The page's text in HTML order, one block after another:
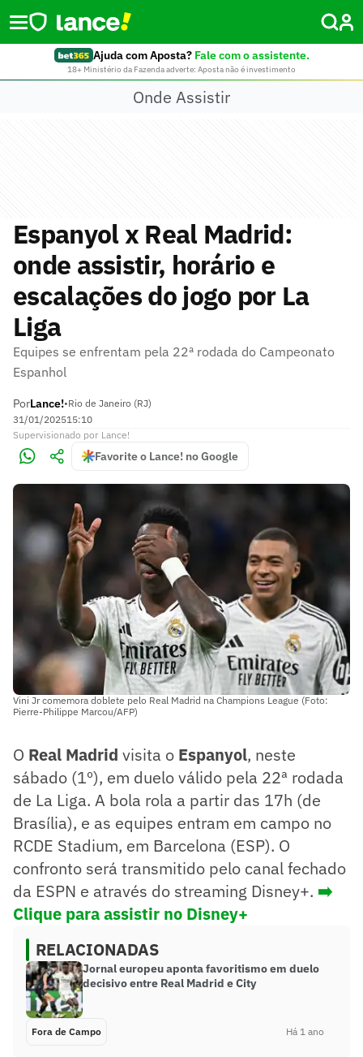
Ajuda com Aposta? Fale com o assistente.
18+ Ministério da Fazenda adverte: Aposta não é investimento
Onde Assistir
Espanyol x Real Madrid:
onde assistir, horário e
escalações do jogo por La
Liga
Equipes se enfrentam pela 22ª rodada do Campeonato
Espanhol
PorLance!•Rio de Janeiro (RJ)
31/01/202515:10
Supervisionado por Lance!
Favorite o Lance! no Google
Vini Jr comemora doblete pelo Real Madrid na Champions League (Foto:
Pierre-Philippe Marcou/AFP)
O Real Madrid visita o Espanyol, neste
sábado (1º), em duelo válido pela 22ª rodada
de La Liga. A bola rola a partir das 17h (de
Brasília), e as equipes entram em campo no
RCDE Stadium, em Barcelona (ESP). O
confronto será transmitido pelo canal fechado
da ESPN e através do streaming Disney+. ➡️
Clique para assistir no Disney+
RELACIONADAS
Jornal europeu aponta favoritismo em duelo
decisivo entre Real Madrid e City
Fora de Campo Há 1 ano